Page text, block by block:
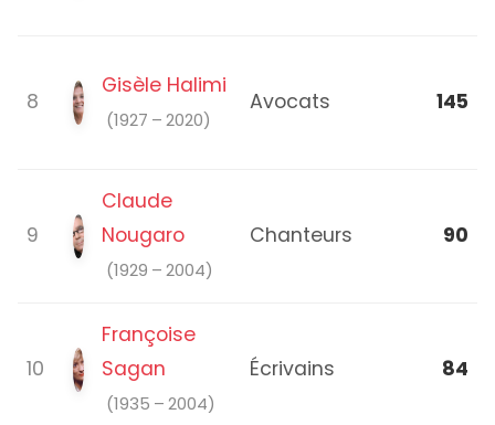
8
Gisèle Halimi
(1927 – 2020)
Avocats 145
9
Claude
Nougaro
(1929 – 2004)
Chanteurs 90
10
Françoise
Sagan
(1935 – 2004)
Écrivains 84